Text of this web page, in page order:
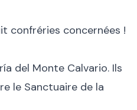
confréries concernées !
del Monte Calvario. Ils
le Sanctuaire de la